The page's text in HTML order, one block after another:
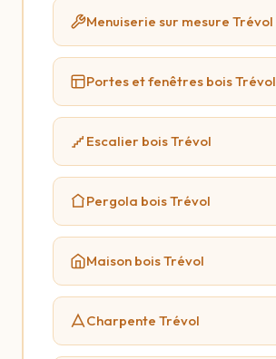
Menuiserie sur mesure Trévol
Portes et fenêtres bois Trévol
Escalier bois Trévol
Pergola bois Trévol
Maison bois Trévol
Charpente Trévol